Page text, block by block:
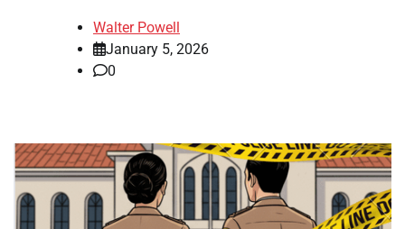
Walter Powell
January 5, 2026
0